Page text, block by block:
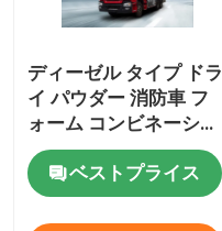
ディーゼル タイプ ドラ
イ パウダー 消防車 フ
ォーム コンビネーショ
ン マニュアル トランス
ミッション 多機能
ベストプライス